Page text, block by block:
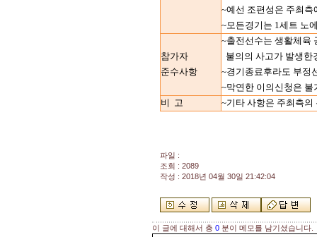
~예선 조편성은 주최측
~모든경기는 1세트 노
~출전선수는 생활체육
참가자
불의의 사고가 발생한
준수사항
~경기종료후라도 부정
~막연한 이의신청은
비 고 ~기타 사항은 주최측의
파일 :
조회 : 2089
작성 : 2018년 04월 30일 21:42:04
이 글에 대해서 총 0 분이 메모를 남기셨습니다.